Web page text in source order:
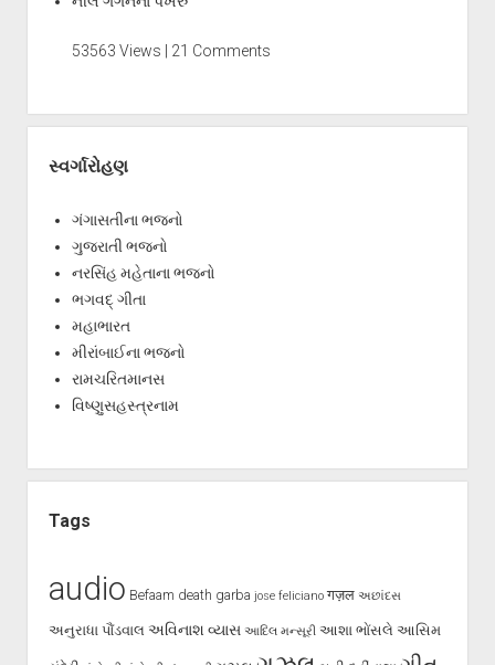
53563 Views | 21 Comments
સ્વર્ગારોહણ
ગંગાસતીના ભજનો
ગુજરાતી ભજનો
નરસિંહ મહેતાના ભજનો
ભગવદ્ ગીતા
મહાભારત
મીરાંબાઈના ભજનો
રામચરિતમાનસ
વિષ્ણુસહસ્ત્રનામ
Tags
audio Befaam death garba jose feliciano गज़ल અછાંદસ
અનુરાધા પૌંડવાલ અવિનાશ વ્યાસ આદિલ મન્સૂરી આશા ભોંસલે આસિમ